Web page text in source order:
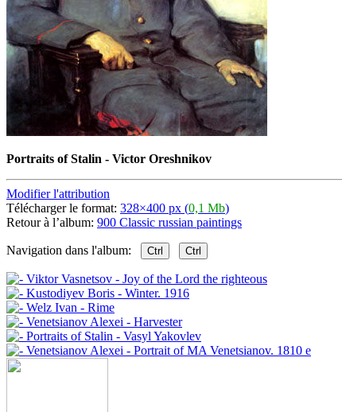
Portraits of Stalin - Victor Oreshnikov
Modifier l'attribution
Télécharger le format: 328×400 px (0,1 Mb)
Retour à l’album: 900 Classic russian paintings
Navigation dans l'album: Ctrl Ctrl